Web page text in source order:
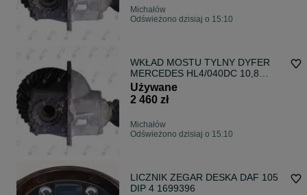
Michałów
Odświeżono dzisiaj o 15:10
WKŁAD MOSTU TYLNY DYFER
MERCEDES HL4/040DC 10,8
43:10 4,300
Używane
2 460 zł
Michałów
Odświeżono dzisiaj o 15:10
LICZNIK ZEGAR DESKA DAF 105
DIP 4 1699396